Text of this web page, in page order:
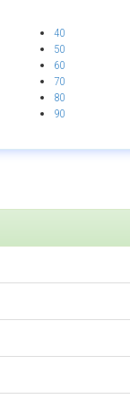
40
50
60
70
80
90